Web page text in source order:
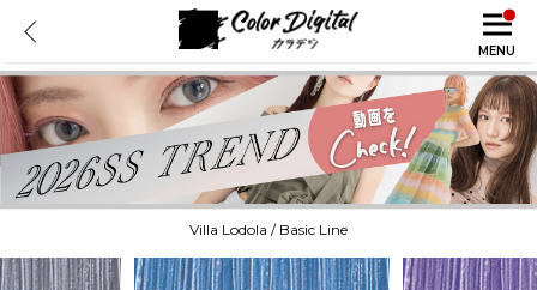
MENU
Villa Lodola / Basic Line